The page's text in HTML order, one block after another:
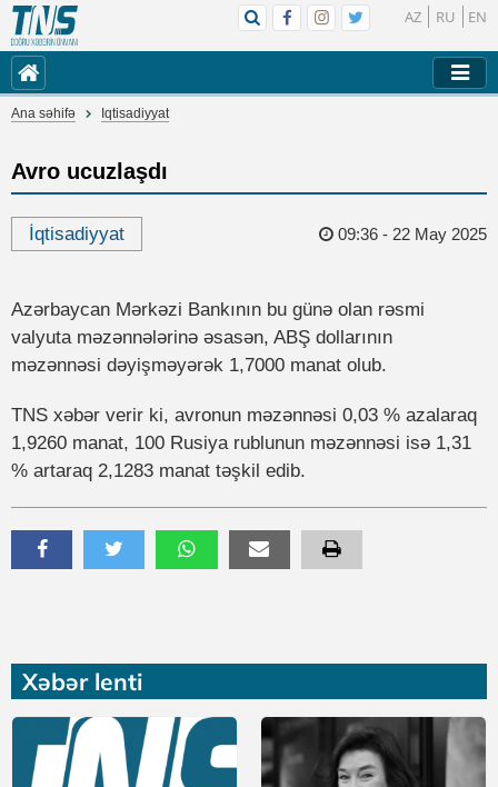
AZ RU EN
Ana səhifə Iqtisadiyyat
Xəbər lenti
Avro ucuzlaşdı
İqtisadiyyat 09:36 - 22 May 2025
Azərbaycan Mərkəzi Bankının bu günə olan rəsmi
valyuta məzənnələrinə əsasən, ABŞ dollarının
məzənnəsi dəyişməyərək 1,7000 manat olub.
TNS xəbər verir ki, avronun məzənnəsi 0,03 % azalaraq
1,9260 manat, 100 Rusiya rublunun məzənnəsi isə 1,31
% artaraq 2,1283 manat təşkil edib.